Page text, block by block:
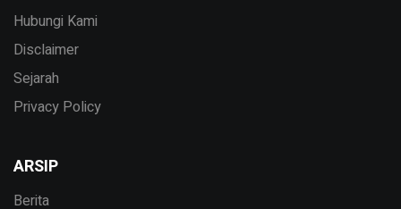
Hubungi Kami
Disclaimer
Sejarah
Privacy Policy
ARSIP
Berita